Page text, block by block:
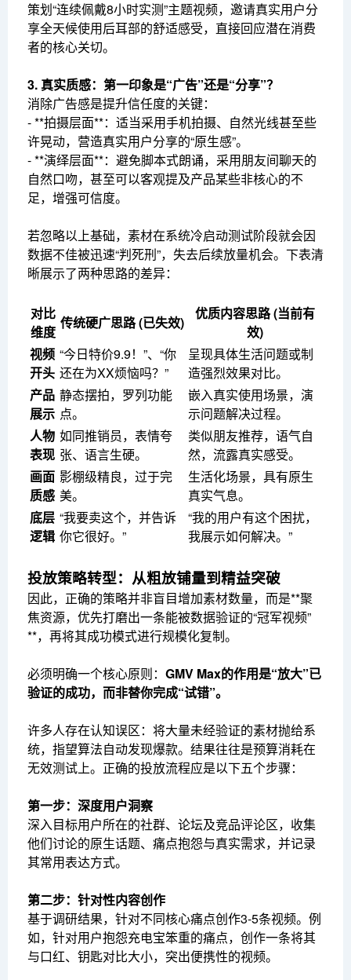
策划“连续佩戴8小时实测”主题视频，邀请真实用户分
享全天候使用后耳部的舒适感受，直接回应潜在消费
者的核心关切。
3. 真实质感：第一印象是“广告”还是“分享”？
消除广告感是提升信任度的关键：
- **拍摄层面**：适当采用手机拍摄、自然光线甚至些
许晃动，营造真实用户分享的“原生感”。
- **演绎层面**：避免脚本式朗诵，采用朋友间聊天的
自然口吻，甚至可以客观提及产品某些非核心的不
足，增强可信度。
若忽略以上基础，素材在系统冷启动测试阶段就会因
数据不佳被迅速“判死刑”，失去后续放量机会。下表清
晰展示了两种思路的差异：
对比
维度
传统硬广思路 (已失效)
优质内容思路 (当前有
效)
视频
开头
“今日特价9.9！”、“你
还在为XX烦恼吗？”
呈现具体生活问题或制
造强烈效果对比。
产品
展示
静态摆拍，罗列功能
点。
嵌入真实使用场景，演
示问题解决过程。
人物
表现
如同推销员，表情夸
张、语言生硬。
类似朋友推荐，语气自
然，流露真实感受。
画面
质感
影棚级精良，过于完
美。
生活化场景，具有原生
真实气息。
底层
逻辑
“我要卖这个，并告诉
你它很好。”
“我的用户有这个困扰，
我展示如何解决。”
投放策略转型：从粗放铺量到精益突破
因此，正确的策略并非盲目增加素材数量，而是**聚
焦资源，优先打磨出一条能被数据验证的“冠军视频”
**，再将其成功模式进行规模化复制。
必须明确一个核心原则： GMV Max的作用是“放大”已
验证的成功，而非替你完成“试错”。
许多人存在认知误区：将大量未经验证的素材抛给系
统，指望算法自动发现爆款。结果往往是预算消耗在
无效测试上。正确的投放流程应是以下五个步骤：
第一步：深度用户洞察
深入目标用户所在的社群、论坛及竞品评论区，收集
他们讨论的原生话题、痛点抱怨与真实需求，并记录
其常用表达方式。
第二步：针对性内容创作
基于调研结果，针对不同核心痛点创作3-5条视频。例
如，针对用户抱怨充电宝笨重的痛点，创作一条将其
与口红、钥匙对比大小，突出便携性的视频。